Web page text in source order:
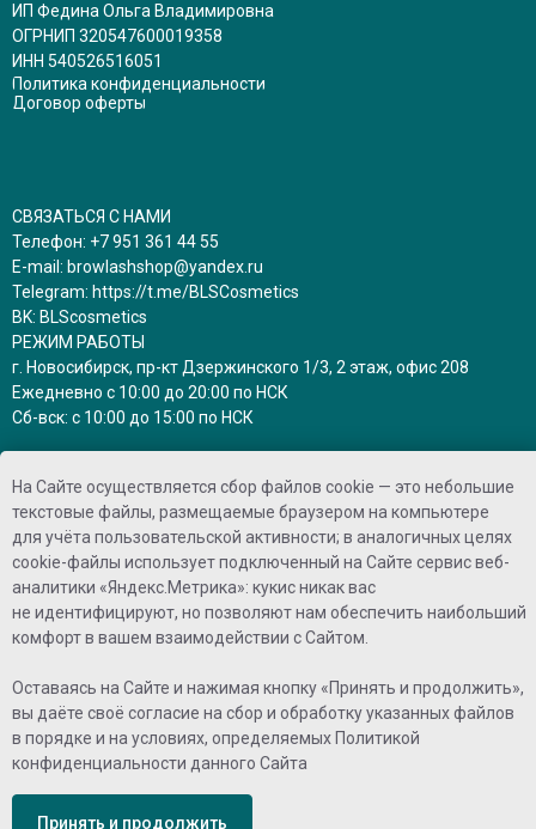
ИП Федина Ольга Владимировна
ОГРНИП 320547600019358
ИНН 540526516051
Политика конфиденциальности
Договор оферты
СВЯЗАТЬСЯ С НАМИ
Телефон: +7 951 361 44 55
E-mail: browlashshop@yandex.ru
Telegram: https://t.me/BLSCosmetics
BK: BLScosmetics
РЕЖИМ РАБОТЫ
г. Новосибирск, пр-кт Дзержинского 1/3, 2 этаж, офис 208
Ежедневно с 10:00 до 20:00 по НСК
Сб-вск: с 10:00 до 15:00 по НСК
и обрабатываются в рабочее время
ПРИНИМАЕМ К ОПЛАТЕ
©2025 - Brow Lash shop
Сайт разработан Vartanova Oxana
На Сайте осуществляется сбор файлов cookie — это небольшие
текстовые файлы, размещаемые браузером на компьютере
для учёта пользовательской активности; в аналогичных целях
cookie-файлы использует подключенный на Сайте сервис веб-
аналитики «Яндекс.Метрика»: кукис никак вас
не идентифицируют, но позволяют нам обеспечить наибольший
комфорт в вашем взаимодействии с Сайтом.
Оставаясь на Сайте и нажимая кнопку «Принять и продолжить»,
вы даёте своё согласие на сбор и обработку указанных файлов
в порядке и на условиях, определяемых Политикой
конфиденциальности данного Сайта
Принять и продолжить